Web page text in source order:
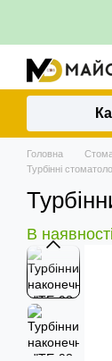
Головна
Турбінні
В наявності